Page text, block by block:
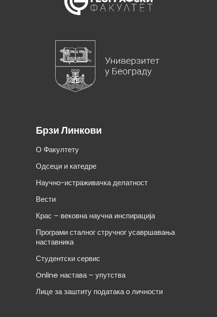
Брзи Линкови
О Факултету
Одсеци и катедре
Научно-истраживачка делатност
Вести
Крас – вековна научна инспирација
Програми сталног стручног усавршавања
наставника
Студентски сервис
Online настава – упутства
Лице за заштиту података о личности